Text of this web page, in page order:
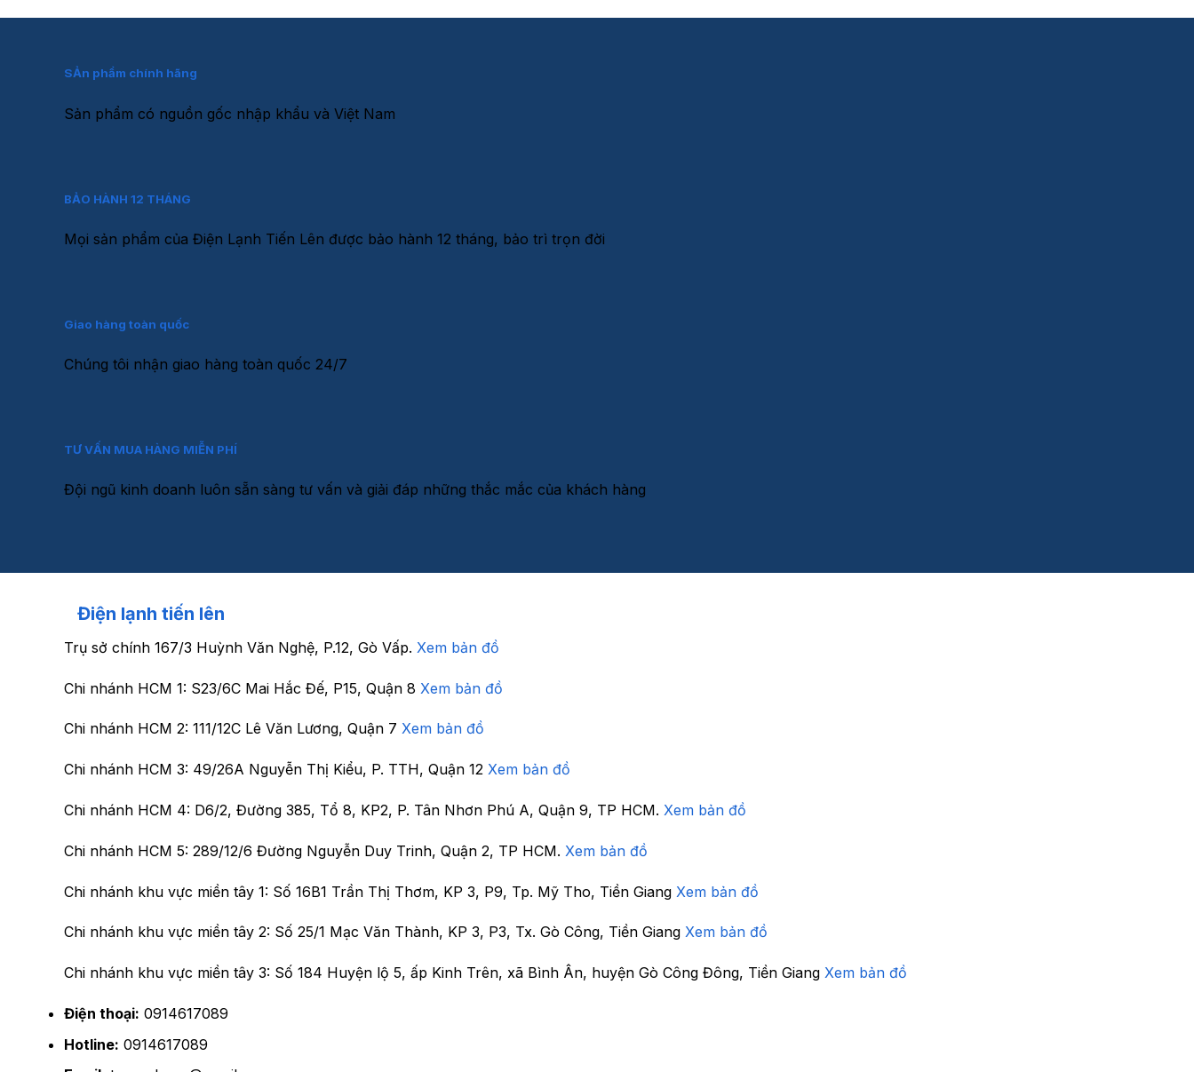
SẢn phẩm chính hãng
Sản phẩm có nguồn gốc nhập khẩu và Việt Nam
BẢO HÀNH 12 THÁNG
Mọi sản phẩm của Điện Lạnh Tiến Lên được bảo hành 12 tháng, bảo trì trọn đời
Giao hàng toàn quốc
Chúng tôi nhận giao hàng toàn quốc 24/7
TƯ VẤN MUA HÀNG MIỄN PHÍ
Đội ngũ kinh doanh luôn sẵn sàng tư vấn và giải đáp những thắc mắc của khách hàng
Điện lạnh tiến lên
Trụ sở chính 167/3 Huỳnh Văn Nghệ, P.12, Gò Vấp. Xem bản đồ
Chi nhánh HCM 1: S23/6C Mai Hắc Đế, P15, Quận 8 Xem bản đồ
Chi nhánh HCM 2: 111/12C Lê Văn Lương, Quận 7 Xem bản đồ
Chi nhánh HCM 3: 49/26A Nguyễn Thị Kiểu, P. TTH, Quận 12 Xem bản đồ
Chi nhánh HCM 4: D6/2, Đường 385, Tổ 8, KP2, P. Tân Nhơn Phú A, Quận 9, TP HCM. Xem bản đồ
Chi nhánh HCM 5: 289/12/6 Đường Nguyễn Duy Trinh, Quận 2, TP HCM. Xem bản đồ
Chi nhánh khu vực miền tây 1: Số 16B1 Trần Thị Thơm, KP 3, P9, Tp. Mỹ Tho, Tiền Giang Xem bản đồ
Chi nhánh khu vực miền tây 2: Số 25/1 Mạc Văn Thành, KP 3, P3, Tx. Gò Công, Tiền Giang Xem bản đồ
Chi nhánh khu vực miền tây 3: Số 184 Huyện lộ 5, ấp Kinh Trên, xã Bình Ân, huyện Gò Công Đông, Tiền Giang Xem bản đồ
Điện thoại: 0914617089
Hotline: 0914617089